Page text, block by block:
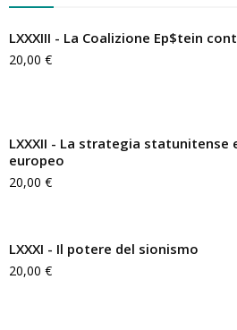
LXXXIII - La Coalizione Ep$tein
20,00 €
LXXXII - La strategia statunitense
europeo
20,00 €
LXXXI - Il potere del sionismo
20,00 €